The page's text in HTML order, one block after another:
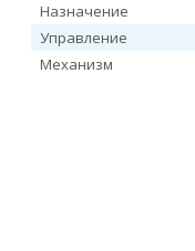
Назначение
Управление
Механизм